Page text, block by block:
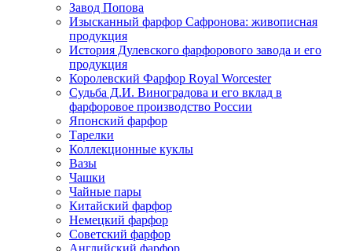
Завод Попова
Изысканный фарфор Сафронова: живописная
продукция
История Дулевского фарфорового завода и его
продукция
Королевский Фарфор Royal Worcester
Судьба Д.И. Виноградова и его вклад в
фарфоровое производство России
Японский фарфор
Тарелки
Коллекционные куклы
Вазы
Чашки
Чайные пары
Китайский фарфор
Немецкий фарфор
Советский фарфор
Английский фарфор